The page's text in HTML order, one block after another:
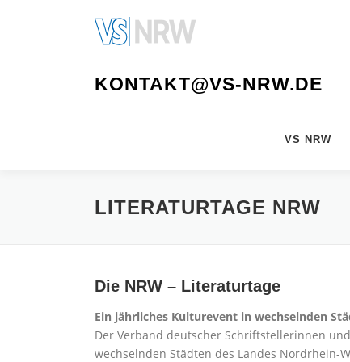
KONTAKT@VS-NRW.DE
VS NRW
LITERATURTAGE NRW
Die NRW – Literaturtage
Ein jährliches Kulturevent in wechselnden
Der Verband deutscher Schriftstellerinnen
wechselnden Städten des Landes Nordrhein-